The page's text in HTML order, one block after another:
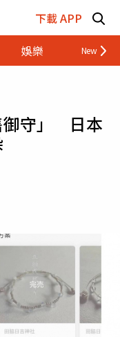
下載 APP
娛樂 財經
御守」 日本